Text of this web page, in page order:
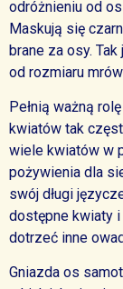
odróżnieniu od
Maskują się
brane za osy.
od rozmiaru
Pełnią ważną
kwiatów tak
wiele kwiatów w
pożywienia dla
swój długi
dostępne kwiaty
dotrzeć inne
Gniazda os